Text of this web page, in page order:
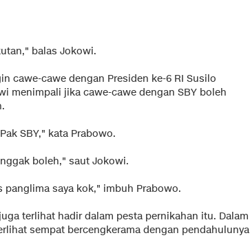
balas Jokowi.
cawe-cawe dengan Presiden ke-6 RI Susilo
menimpali jika cawe-cawe dengan SBY boleh
SBY," kata Prabowo.
boleh," saut Jokowi.
panglima saya kok," imbuh Prabowo.
terlihat hadir dalam pesta pernikahan itu. Dalam
sempat bercengkerama dengan pendahulunya